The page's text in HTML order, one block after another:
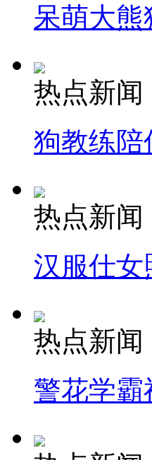
呆萌大熊
热点新闻
狗教练陪
热点新闻
汉服仕女
热点新闻
警花学